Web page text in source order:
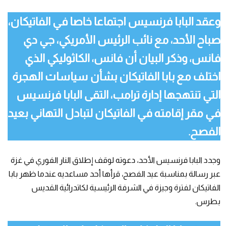
وعقد البابا فرنسيس اجتماعا خاصا في الفاتيكان،
صباح الأحد، مع نائب الرئيس الأمريكي، جي دي
فانس، وذكر البيان أن فانس، الكاثوليكي الذي
اختلف مع بابا الفاتيكان بشأن سياسات الهجرة
التي تنتهجها إدارة ترامب، التقى البابا فرنسيس
في مقر إقامته في الفاتيكان لتبادل التهاني بعيد
الفصح.
وجدد البابا فرنسيس الأحد، دعوته لوقف إطلاق النار الفوري في غزة
عبر رسالة بمناسبة عيد الفصح، قرأها أحد مساعديه عندما ظهر بابا
الفاتيكان لفترة وجيزة في الشرفة الرئيسية لكاتدرائية القديس
بطرس.